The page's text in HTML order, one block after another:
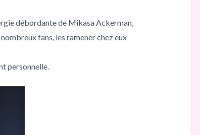
débordante de Mikasa Ackerman,
fans, les ramener chez eux
personnelle.